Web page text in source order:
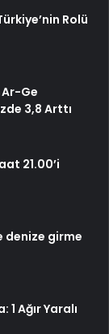
Rolü
Ar-Ge
3,8 Arttı
21.00’i
denize girme
1 Ağır Yaralı